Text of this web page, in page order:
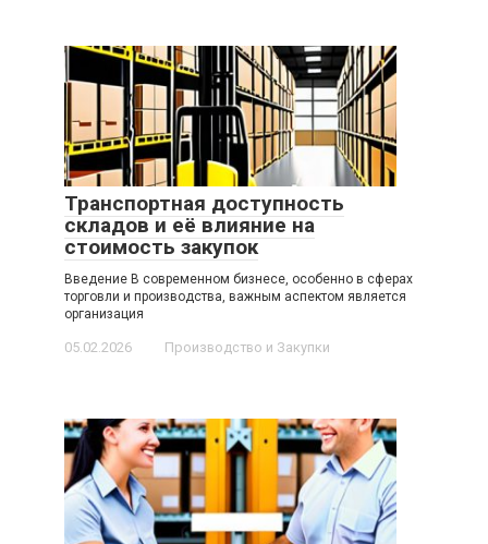
Транспортная доступность
складов и её влияние на
стоимость закупок
Введение В современном бизнесе, особенно в сферах
торговли и производства, важным аспектом является
организация
05.02.2026 Производство и Закупки